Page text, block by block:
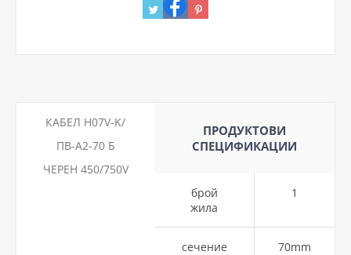
КАБЕЛ H07V-K/
ПВ-А2-70 Б
ЧЕРЕН 450/750V
ПРОДУКТОВИ
СПЕЦИФИКАЦИИ
брой
жила
1
сечение 70mm